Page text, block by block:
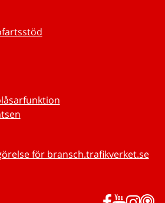
för bransch.trafikverket.se